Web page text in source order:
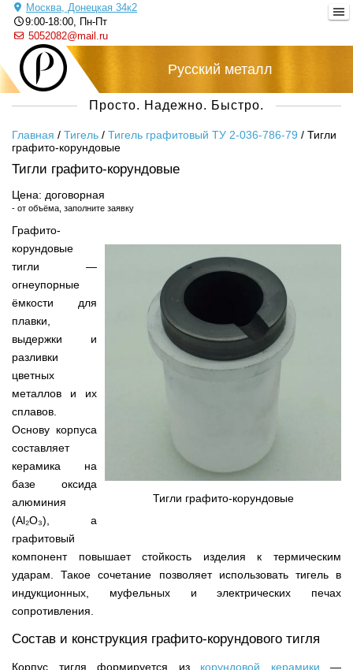
Москва, Донецкая 34к2
9:00-18:00, Пн-Пт
5052082@mail.ru
Русский металл
Просто. Надежно. Быстро.
Главная / Тигель / Тигель графитовый ТУ 2-036-786-79 / Тигли
графито-корундовые
Тигли графито-корундовые
Цена: договорная
- от объёма, заполните заявку
Тигли графито-корундовые
Графито-
корундовые
тигли —
огнеупорные
ёмкости для
плавки,
выдержки и
разливки
цветных
металлов и их
сплавов.
Основу корпуса
составляет
керамика на
базе оксида
алюминия
(Al₂O₃), а
графитовый
компонент повышает стойкость изделия к термическим
ударам. Такое сочетание позволяет использовать тигель в
индукционных, муфельных и электрических печах
сопротивления.
Состав и конструкция графито-корундового тигля
Корпус тигля формируется из корундовой керамики —